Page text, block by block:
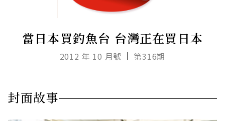
當日本買釣魚台 台灣正在買日本
2012 年 10 月號 第316期
封面故事